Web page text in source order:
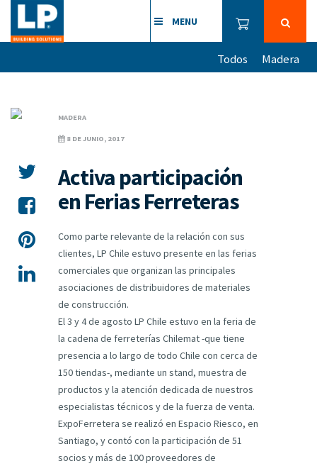
MENU
Todos Madera
MADERA
8 DE JUNIO, 2017
Activa participación
en Ferias Ferreteras
Como parte relevante de la relación con sus
clientes, LP Chile estuvo presente en las ferias
comerciales que organizan las principales
asociaciones de distribuidores de materiales
de construcción.
El 3 y 4 de agosto LP Chile estuvo en la feria de
la cadena de ferreterías Chilemat -que tiene
presencia a lo largo de todo Chile con cerca de
150 tiendas-, mediante un stand, muestra de
productos y la atención dedicada de nuestros
especialistas técnicos y de la fuerza de venta.
ExpoFerretera se realizó en Espacio Riesco, en
Santiago, y contó con la participación de 51
socios y más de 100 proveedores de